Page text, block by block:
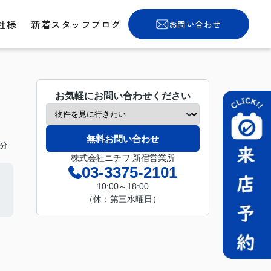
様 新着スタッフブログ お問い合わせ
お気軽にお問い合わせください
無料お問い合わせ
株式会社ニチワ 新宿営業所
03-3375-2101
10:00～18:00
（休：第三水曜日）